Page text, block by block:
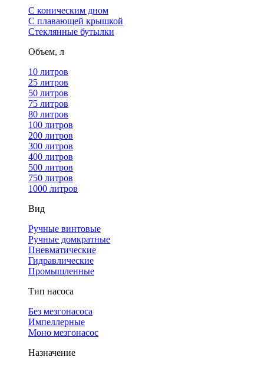
С коническим дном
С плавающей крышкой
Стеклянные бутылки
Объем, л
10 литров
25 литров
50 литров
75 литров
80 литров
100 литров
200 литров
300 литров
400 литров
500 литров
750 литров
1000 литров
Вид
Ручные винтовые
Ручные домкратные
Пневматические
Гидравлические
Промышленные
Тип насоса
Без мезгонасоса
Импеллерные
Моно мезгонасос
Назначение